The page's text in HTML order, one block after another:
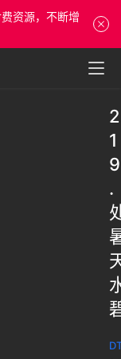
资源，不断增
2
1
9
.